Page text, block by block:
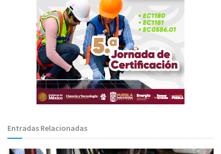
Entradas Relacionadas